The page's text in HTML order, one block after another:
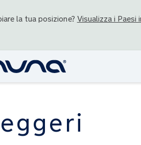
la tua posizione? Visualizza i Paesi